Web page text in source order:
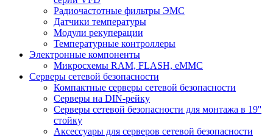
Радиочастотные фильтры ЭМС
Датчики температуры
Модули рекуперации
Температурные контроллеры
Электронные компоненты
Микросхемы RAM, FLASH, eMMC
Серверы сетевой безопасности
Компактные серверы сетевой безопасности
Серверы на DIN-рейку
Серверы сетевой безопасности для монтажа в 19''
стойку
Аксессуары для серверов сетевой безопасности